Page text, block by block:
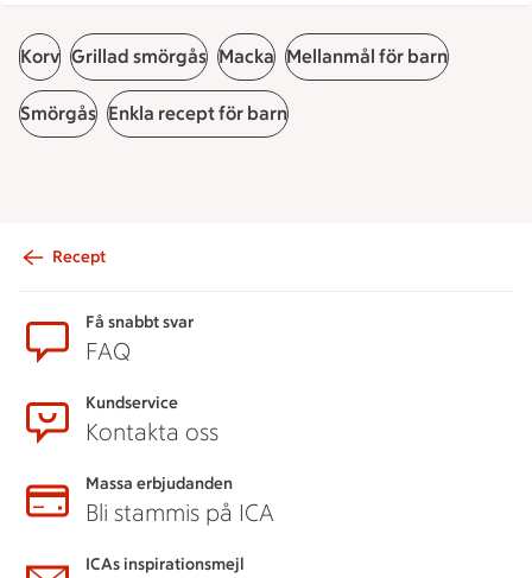
Korv Grillad smörgås Macka Mellanmål för barn
Smörgås Enkla recept för barn
Recept
Få snabbt svar
FAQ
Kundservice
Kontakta oss
Massa erbjudanden
Bli stammis på ICA
ICAs inspirationsmejl